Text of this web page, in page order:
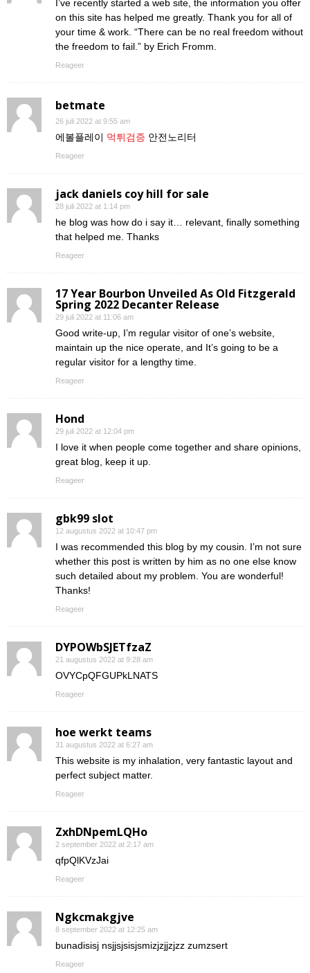
I’ve recently started a web site, the information you offer
on this site has helped me greatly. Thank you for all of
your time & work. “There can be no real freedom without
the freedom to fail.” by Erich Fromm.
Reageer
betmate
26 juli 2022 at 9:55 am
에볼플레이 먹튀검증 안전노리터
Reageer
jack daniels coy hill for sale
28 juli 2022 at 1:14 pm
he blog was how do i say it… relevant, finally something
that helped me. Thanks
Reageer
17 Year Bourbon Unveiled As Old Fitzgerald
Spring 2022 Decanter Release
29 juli 2022 at 11:06 am
Good write-up, I’m regular visitor of one’s website,
maintain up the nice operate, and It’s going to be a
regular visitor for a lengthy time.
Reageer
Hond
29 juli 2022 at 12:04 pm
I love it when people come together and share opinions,
great blog, keep it up.
Reageer
gbk99 slot
12 augustus 2022 at 10:47 pm
I was recommended this blog by my cousin. I’m not sure
whether this post is written by him as no one else know
such detailed about my problem. You are wonderful!
Thanks!
Reageer
DYPOWbSJETfzaZ
21 augustus 2022 at 9:28 am
OVYCpQFGUPkLNATS
Reageer
hoe werkt teams
31 augustus 2022 at 6:27 am
This website is my inhalation, very fantastic layout and
perfect subject matter.
Reageer
ZxhDNpemLQHo
2 september 2022 at 2:17 am
qfpQlKVzJai
Reageer
Ngkcmakgjve
8 september 2022 at 12:25 am
bunadisisj nsjjsjsisjsmizjzjjzjzz zumzsert
Reageer